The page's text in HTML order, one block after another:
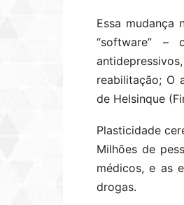
Essa mudança
“software”
reabilitação; O
de Helsinque
Plasticidade
Milhões de
médicos, e as
drogas.